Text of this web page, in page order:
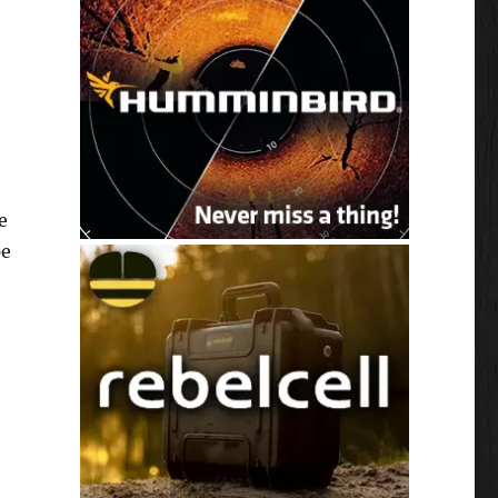
prijzen bij Zunnebeld!”